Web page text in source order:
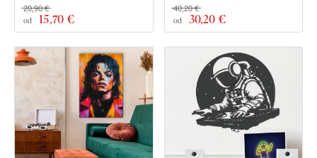
od 15,70 €
20,90 €
od 30,20 €
40,20 €